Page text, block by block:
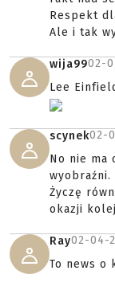
Respekt
Ale i tak
wija9902-
Lee
scynek02-
No nie ma
wyobraźni.
Życzę
okazji
Ray02-04-
To news o